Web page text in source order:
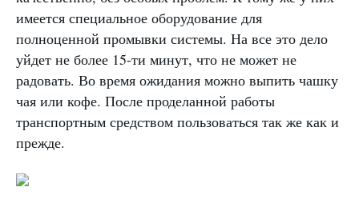
имеется специальное оборудование для
полноценной промывки системы. На все это дело
уйдет не более 15-ти минут, что не может не
радовать. Во время ожидания можно выпить чашку
чая или кофе. После проделанной работы
транспортным средством пользоваться так же как и
прежде.